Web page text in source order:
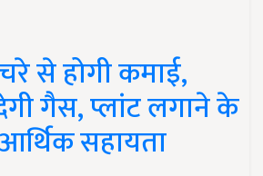
से होगी कमाई,
गैस, प्लांट लगाने के
सहायता